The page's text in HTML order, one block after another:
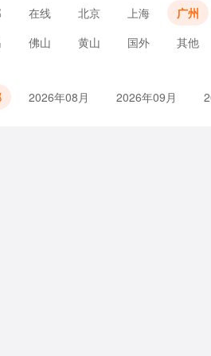
在线 北京 上海
广州
佛山 黄山 国外 其他
2026年08月 2026年09月